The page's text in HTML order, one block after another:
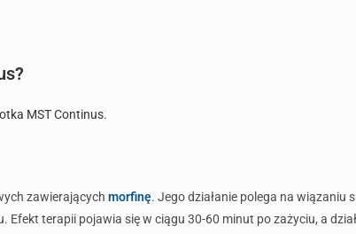
MST Continus.
zawierających morfinę. Jego działanie polega na wiązaniu
terapii pojawia się w ciągu 30-60 minut po zażyciu, a